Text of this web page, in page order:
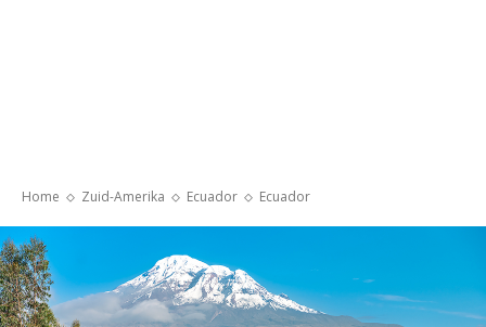
Home Zuid-Amerika Ecuador Ecuador